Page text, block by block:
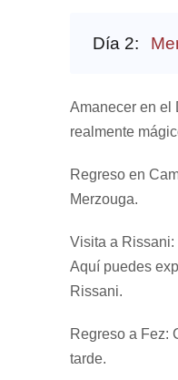
Día 2:
Amanecer en el
realmente
Regreso en
Merzouga.
Visita a Rissani:
Aquí puedes
Rissani.
Regreso a Fez:
tarde.